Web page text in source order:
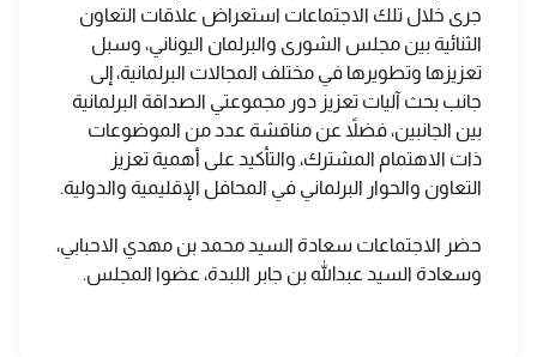
جرى خلال تلك الاجتماعات استعراض علاقات التعاون
الثنائية بين مجلس الشورى والبرلمان اليوناني، وسبل
تعزيزها وتطويرها في مختلف المجالات البرلمانية، إلى
جانب بحث آليات تعزيز دور مجموعتي الصداقة البرلمانية
بين الجانبين، فضلاً عن مناقشة عدد من الموضوعات
ذات الاهتمام المشترك، والتأكيد على أهمية تعزيز
التعاون والحوار البرلماني في المحافل الإقليمية والدولية.
حضر الاجتماعات سعادة السيد محمد بن مهدي الاحبابي،
وسعادة السيد عبدالله بن جابر اللبدة، عضوا المجلس.